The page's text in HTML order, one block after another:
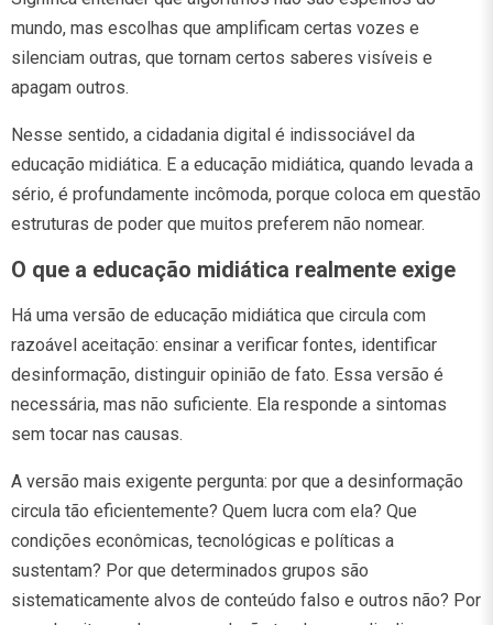
mundo, mas escolhas que amplificam certas vozes e
silenciam outras, que tornam certos saberes visíveis e
apagam outros.
Nesse sentido, a cidadania digital é indissociável da
educação midiática. E a educação midiática, quando levada a
sério, é profundamente incômoda, porque coloca em questão
estruturas de poder que muitos preferem não nomear.
O que a educação midiática realmente exige
Há uma versão de educação midiática que circula com
razoável aceitação: ensinar a verificar fontes, identificar
desinformação, distinguir opinião de fato. Essa versão é
necessária, mas não suficiente. Ela responde a sintomas
sem tocar nas causas.
A versão mais exigente pergunta: por que a desinformação
circula tão eficientemente? Quem lucra com ela? Que
condições econômicas, tecnológicas e políticas a
sustentam? Por que determinados grupos são
sistematicamente alvos de conteúdo falso e outros não? Por